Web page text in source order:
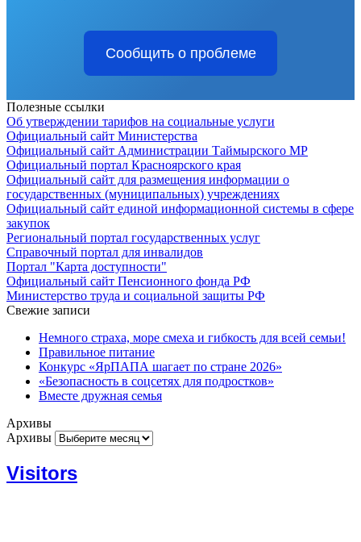
Сообщить о проблеме
Полезные ссылки
Об утверждении тарифов на социальные услуги
Официальный сайт Министерства
Официальный сайт Администрации Таймырского МР
Официальный портал Красноярского края
Официальный сайт для размещения информации о
государственных (муниципальных) учреждениях
Официальный сайт единой информационной системы в сфере
закупок
Региональный портал государственных услуг
Справочный портал для инвалидов
Портал "Карта доступности"
Официальный сайт Пенсионного фонда РФ
Министерство труда и социальной защиты РФ
Свежие записи
Немного страха, море смеха и гибкость для всей семьи!
Правильное питание
Конкурс «ЯрПАПА шагает по стране 2026»
«Безопасность в соцсетях для подростков»
Вместе дружная семья
Архивы
Архивы
Visitors